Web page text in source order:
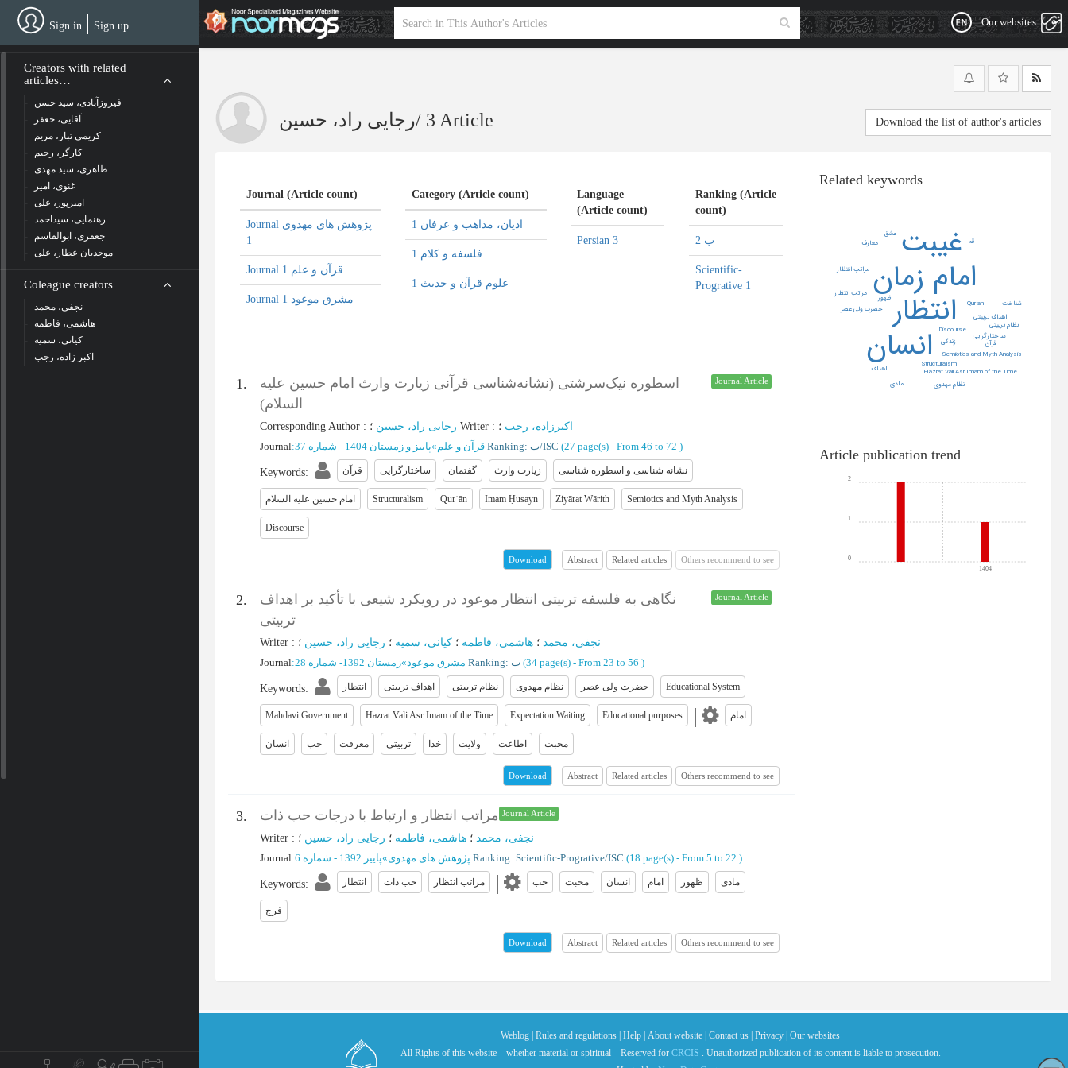
content
Our websites
Sign in Sign up
Creators with related
articles…
فیروزآبادی، سید حسن
آقایی، جعفر
کریمی تبار، مریم
کارگر، رحیم
طاهری، سید مهدی
غنوی، امیر
امیرپور، علی
رهنمایی، سیداحمد
جعفری، ابوالقاسم
موحدیان عطار، علی
Coleague creators
نجفی، محمد
هاشمی، فاطمه
کیانی، سمیه
اکبر زاده، رجب
رجایی راد، حسین/ 3 Article Download the list of author's articles
Journal (Article count)
Journal پژوهش های مهدوی
1
Journal قرآن و علم 1
Journal مشرق موعود 1
Category (Article count)
ادیان، مذاهب و عرفان 1
فلسفه و کلام 1
علوم قرآن و حدیث 1
Language
(Article count)
Persian 3
Ranking (Article
count)
ب 2
Scientific-
Progrative 1
1.
اسطوره نیک‌سرشتی (نشانه‌شناسی قرآنی زیارت وارث امام حسین علیه
السلام)
Journal Article
Corresponding Author : رجایی راد، حسین Writer : اکبرزاده، رجب ؛
Journal: قرآن و علم»پاییز و زمستان 1404 - شماره 37 Ranking: ب/ISC (‎27 page(s) - From 46 to 72 )
Keywords: قرآن ساختارگرایی گفتمان زیارت وارث نشانه شناسی و اسطوره شناسی
امام حسین علیه السلام Structuralism Qurʾān Imam Ḥusayn Ziyārat Wārith Semiotics and Myth Analysis
Discourse
Download Abstract Related articles Others recommend to see
2.
نگاهی به فلسفه تربیتی انتظار موعود در رویکرد شیعی با تأکید بر اهداف
تربیتی
Journal Article
Writer : نجفی، محمد ؛ هاشمی، فاطمه ؛ کیانی، سمیه ؛ رجایی راد، حسین ؛
Journal: مشرق موعود»زمستان 1392- شماره 28 Ranking: ب (‎34 page(s) - From 23 to 56 )
Keywords: انتظار اهداف تربیتی نظام تربیتی نظام مهدوی حضرت ولی عصر Educational System
Mahdavi Government Hazrat Vali Asr Imam of the Time Expectation Waiting Educational purposes امام
انسان حب معرفت تربیتی خدا ولایت اطاعت محبت
Download Abstract Related articles Others recommend to see
3. مراتب انتظار و ارتباط با درجات حب ذات Journal Article
Writer : نجفی، محمد ؛ هاشمی، فاطمه ؛ رجایی راد، حسین ؛
Journal: پژوهش های مهدوی»پاییز 1392 - شماره 6 Ranking: Scientific-Progrative/ISC (‎18 page(s) - From 5 to 22 )
Keywords: انتظار حب ذات مراتب انتظار حب محبت انسان امام ظهور مادی
فرج
Download Abstract Related articles Others recommend to see
Related keywords
انتظار
امام زمان
انسان
غیبت
Discourse
Hazrat Vali Asr Imam of the Time
Qur an
Semiotics and Myth Analysis
Structuralism
اهداف تربیتی
حضرت ولی عصر
ساختارگرایی
قرآن
مراتب انتظار
نظام تربیتی
نظام مهدوی
اهداف
زندگی
شناخت
ظهور
عشق
قم
مادی
مراتب انتظار
معارف
Article publication trend
1404
0
1
2
Weblog | Rules and regulations | Help | About website | Contact us | Privacy | Our websites
All Rights of this website – whether material or spiritual – Reserved for CRCIS . Unauthorized publication of its content is liable to prosecution.